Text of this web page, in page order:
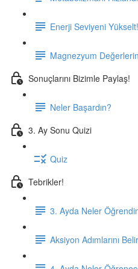
Enerji Seviyeni Yükselt!
Magnezyum
Sonuçlarını Bizimle Paylaş!
Neler Başardın?
3. Ay Sonu Quizi
Quiz
Tebrikler!
3. Ayda Neler
Aksiyon Adımlarını